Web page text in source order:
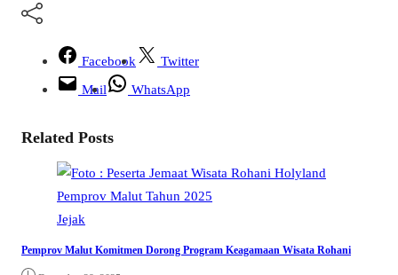
Facebook
Twitter
Mail
WhatsApp
Related Posts
Jejak
Pemprov Malut Komitmen Dorong Program Keagamaan Wisata Rohani